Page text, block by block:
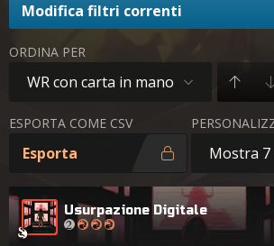
Modifica filtri correnti
ORDINA PER
WR con carta in mano
ESPORTA COME CSV
Esporta Mostra 7
Usurpazione Digitale